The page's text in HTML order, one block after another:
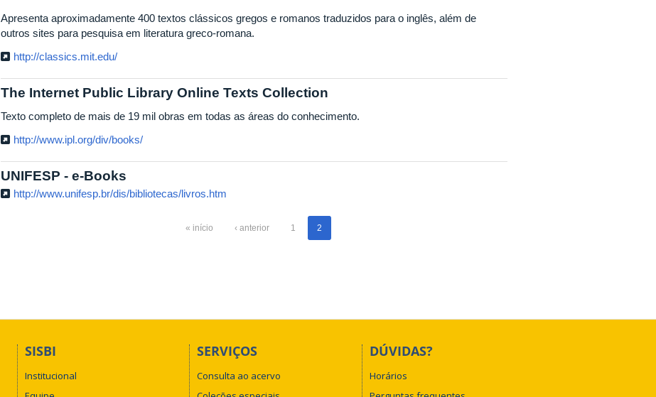
Apresenta aproximadamente 400 textos clássicos gregos e romanos traduzidos para o inglês, além de
outros sites para pesquisa em literatura greco-romana.
http://classics.mit.edu/
The Internet Public Library Online Texts Collection
Texto completo de mais de 19 mil obras em todas as áreas do conhecimento.
http://www.ipl.org/div/books/
UNIFESP - e-Books
http://www.unifesp.br/dis/bibliotecas/livros.htm
« início ‹ anterior 1 2
SISBI
Institucional
SERVIÇOS
Consulta ao acervo
DÚVIDAS?
Horários